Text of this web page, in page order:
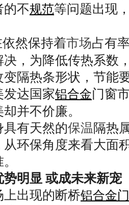
的不规范等问题出现
然保持着市场占有
，为降低传热系数
隔热条形状，节能
发达国家铝合金门窗
并不价廉。
有天然的保温 隔热
环保角度来看大面
明显 或成未来新宠
出现的断桥铝合金